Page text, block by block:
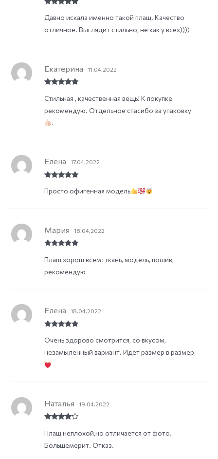
of 5
Давно искала именно такой плащ. Качество
отличное. Выглядит стильно, не как у всех))))
of 5
Екатерина 11.04.2022
Стильная , качественная вещь! К покупке
рекомендую. Отдельное спасибо за упаковку
.
of 5
Елена 17.04.2022
Просто офигенная модель
of 5
Мария 18.04.2022
Плащ хорош всем: ткань, модель, пошив,
рекомендую
of 5
Елена 18.04.2022
Очень здорово смотрится, со вкусом,
незамыленный вариант. Идёт размер в размер
out of 5
Наталья 19.04.2022
Плащ неплохой,но отличается от фото.
Большемерит. Отказ.